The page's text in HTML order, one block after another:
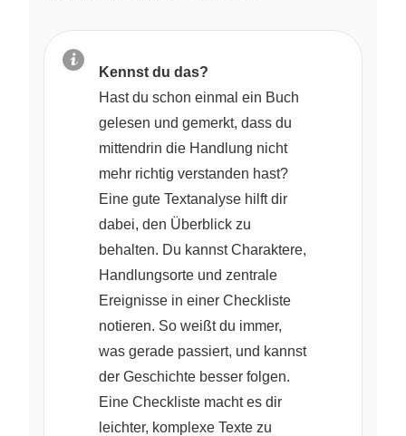
Kennst du das?
Hast du schon einmal ein Buch
gelesen und gemerkt, dass du
mittendrin die Handlung nicht
mehr richtig verstanden hast?
Eine gute Textanalyse hilft dir
dabei, den Überblick zu
behalten. Du kannst Charaktere,
Handlungsorte und zentrale
Ereignisse in einer Checkliste
notieren. So weißt du immer,
was gerade passiert, und kannst
der Geschichte besser folgen.
Eine Checkliste macht es dir
leichter, komplexe Texte zu